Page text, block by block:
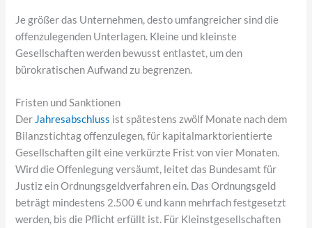
Je größer das Unternehmen, desto umfangreicher sind die
offenzulegenden Unterlagen. Kleine und kleinste
Gesellschaften werden bewusst entlastet, um den
bürokratischen Aufwand zu begrenzen.
Fristen und Sanktionen
DerJahresabschluss ist spätestens zwölf Monate nach dem
Bilanzstichtag offenzulegen, für kapitalmarktorientierte
Gesellschaften gilt eine verkürzte Frist von vier Monaten.
Wird die Offenlegung versäumt, leitet das Bundesamt für
Justiz ein Ordnungsgeldverfahren ein. Das Ordnungsgeld
beträgt mindestens 2.500 € und kann mehrfach festgesetzt
werden, bis die Pflicht erfüllt ist. Für Kleinstgesellschaften